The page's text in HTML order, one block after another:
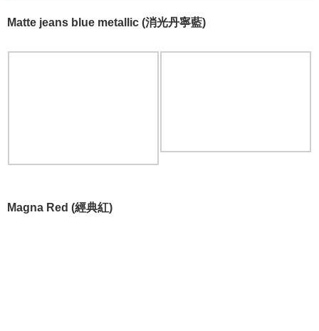
Matte jeans blue metallic (消光丹寧藍)
Magna Red (經典紅)